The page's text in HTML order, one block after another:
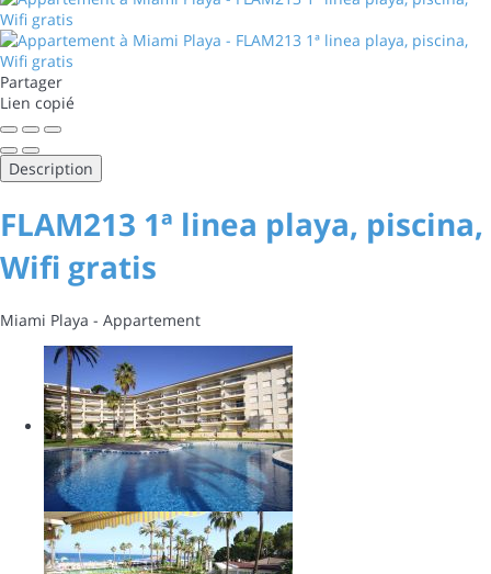
Partager
Lien copié
Description
FLAM213 1ª linea playa, piscina,
Wifi gratis
Miami Playa - Appartement